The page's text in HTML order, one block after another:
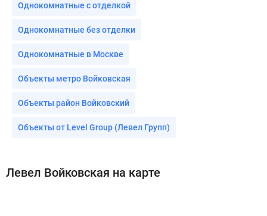
Однокомнатные с отделкой
Однокомнатные без отделки
Однокомнатные в Москве
Объекты метро Войковская
Объекты район Войковский
Объекты от Level Group (Левел Групп)
Левел Войковская на карте